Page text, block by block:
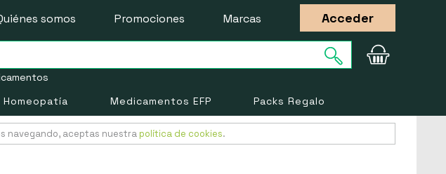
somos Promociones Marcas Acceder
Homeopatía Medicamentos EFP Packs Regalo
navegando, aceptas nuestra política de cookies.